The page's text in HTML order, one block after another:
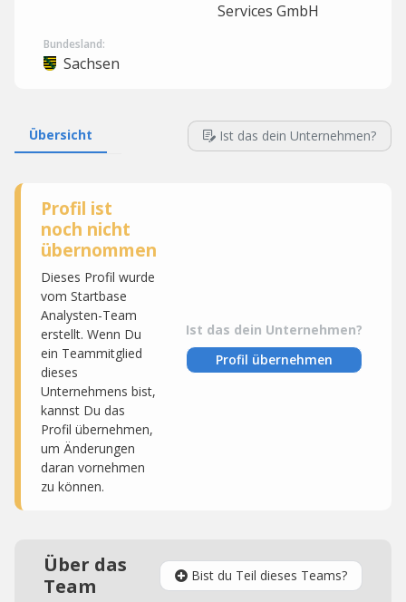
Services GmbH
Bundesland:
Sachsen
Übersicht Ist das dein Unternehmen?
Profil ist
noch nicht
übernommen
Dieses Profil wurde
vom Startbase
Analysten-Team
erstellt. Wenn Du
ein Teammitglied
dieses
Unternehmens bist,
kannst Du das
Profil übernehmen,
um Änderungen
daran vornehmen
zu können.
Ist das dein Unternehmen?
Profil übernehmen
Über das
Team
Bist du Teil dieses Teams?